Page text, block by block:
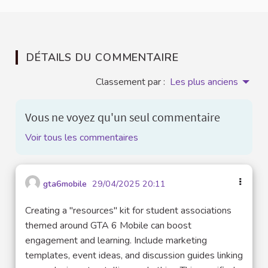
DÉTAILS DU COMMENTAIRE
Classement par : Les plus anciens
Vous ne voyez qu'un seul commentaire
Voir tous les commentaires
gta6mobile 29/04/2025 20:11
Creating a "resources" kit for student associations
themed around GTA 6 Mobile can boost
engagement and learning. Include marketing
templates, event ideas, and discussion guides linking